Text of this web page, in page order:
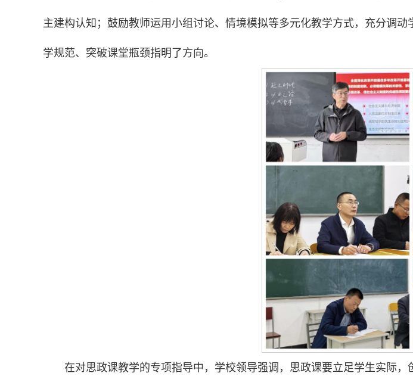
主建构认知；鼓励教师运用小组讨论、情境模拟等多元化教学方式，充分调
学规范、突破课堂瓶颈指明了方向。
在对思政课教学的专项指导中，学校领导强调，思政课要立足学生实际